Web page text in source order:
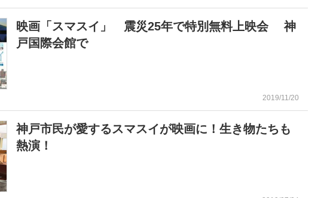
映画「スマスイ」 震災25年で特別無料上映会 神
戸国際会館で
2019/11/20
神戸市民が愛するスマスイが映画に！生き物たちも
熱演！